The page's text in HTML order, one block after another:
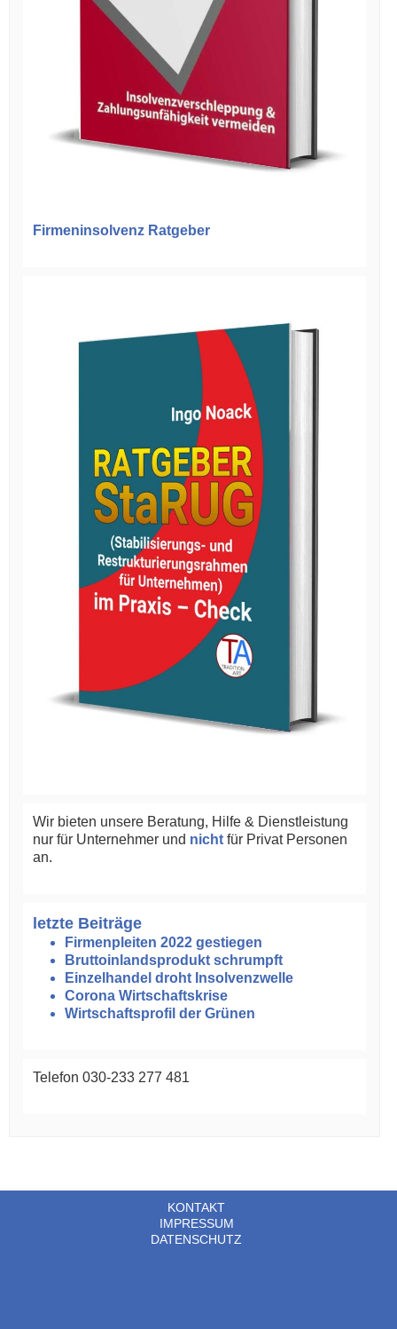
Firmeninsolvenz Ratgeber
Wir bieten unsere Beratung, Hilfe & Dienstleistung
nur für Unternehmer und nicht für Privat Personen
an.
letzte Beiträge
Firmenpleiten 2022 gestiegen
Bruttoinlandsprodukt schrumpft
Einzelhandel droht Insolvenzwelle
Corona Wirtschaftskrise
Wirtschaftsprofil der Grünen
Telefon 030-233 277 481
KONTAKT
IMPRESSUM
DATENSCHUTZ